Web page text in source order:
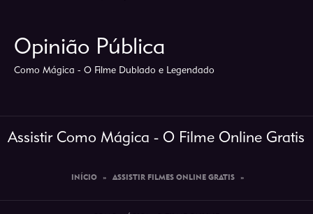
Opinião Pública
Como Mágica - O Filme Dublado e Legendado
Assistir Como Mágica - O Filme Online Gratis
INÍCIO » ASSISTIR FILMES ONLINE GRATIS »